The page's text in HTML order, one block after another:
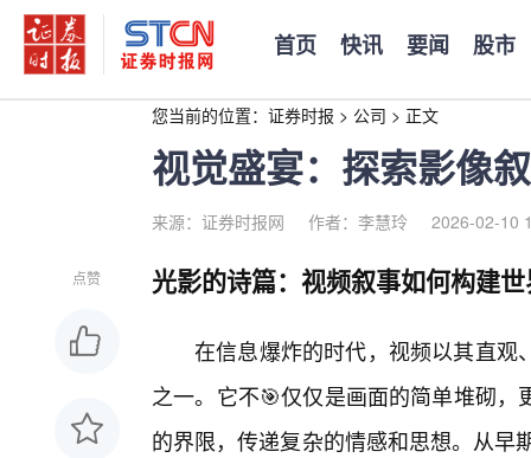
首页 快讯 要闻 股市
您当前的位置： 证券时报 > 公司 > 正文
视觉盛宴：探索影像
来源：证券时报网 作者：李慧玲 2026-02-10
点赞 光影的诗篇：视频叙事如何构建
在信息爆炸的时代，视频以其直观
之一。它不🎯仅仅是画面的简单堆砌
的界限，传递复杂的情感和思想。从早